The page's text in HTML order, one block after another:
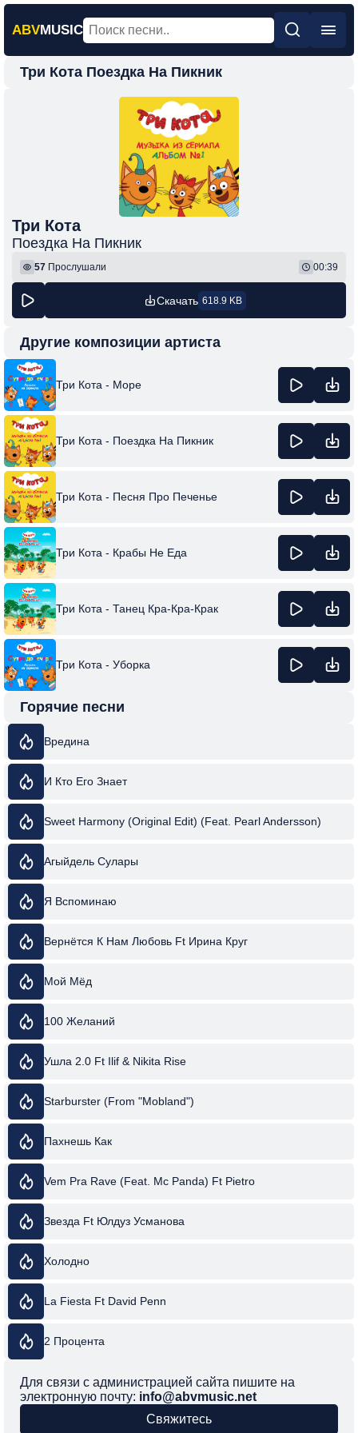
ABVMUSIC
Главная
Шансон
Фонк
Три Кота Поездка На Пикник
Три Кота
Поездка На Пикник
57 Прослушали 00:39
Скачать 618.9 KB
Другие композиции артиста
Три Кота - Море
Три Кота - Поездка На Пикник
Три Кота - Песня Про Печенье
Три Кота - Крабы Не Еда
Три Кота - Танец Кра-Кра-Крак
Три Кота - Уборка
Горячие песни
Вредина
И Кто Его Знает
Sweet Harmony (Original Edit) (Feat. Pearl Andersson)
Агыйдель Сулары
Я Вспоминаю
Вернётся К Нам Любовь Ft Ирина Круг
Мой Мёд
100 Желаний
Ушла 2.0 Ft Ilif & Nikita Rise
Starburster (From "Mobland")
Пахнешь Как
Vem Pra Rave (Feat. Mc Panda) Ft Pietro
Звезда Ft Юлдуз Усманова
Холодно
La Fiesta Ft David Penn
2 Процента
Для связи с администрацией сайта пишите на
электронную почту: info@abvmusic.net
Свяжитесь